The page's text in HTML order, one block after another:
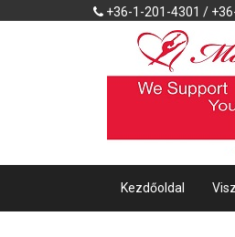
+36-1-201-4301 /
Kezdőoldal